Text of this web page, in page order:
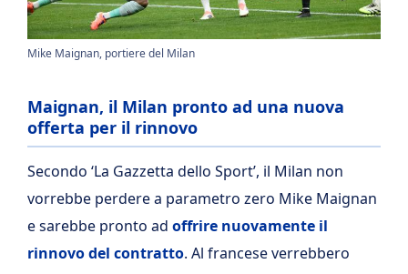
Mike Maignan, portiere del Milan
Maignan, il Milan pronto ad una nuova
offerta per il rinnovo
Secondo ‘La Gazzetta dello Sport’, il Milan non
vorrebbe perdere a parametro zero Mike Maignan
e sarebbe pronto ad offrire nuovamente il
rinnovo del contratto. Al francese verrebbero